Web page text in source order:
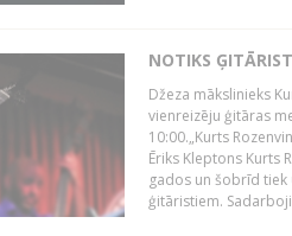
NOTIKS
Džeza mākslinieks
vienreizēju ģitāras
10:00.„Kurts
Ēriks Kleptons Kurts
gados un šobrīd
ģitāristiem.